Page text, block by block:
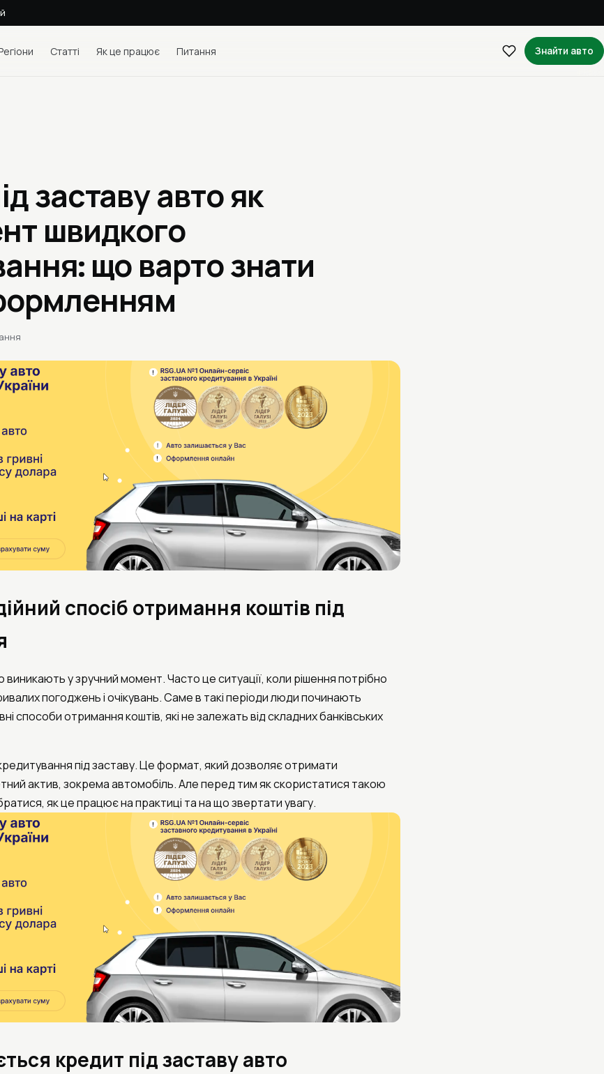
Статті Як це працює Питання Знайти авто
заставу авто як
швидкого
що варто знати
спосіб отримання коштів під
виникають у зручний момент. Часто це ситуації, коли рішення потрібно
погоджень і очікувань. Саме в такі періоди люди починають
способи отримання коштів, які не залежать від складних банківських
під заставу. Це формат, який дозволяє отримати
актив, зокрема автомобіль. Але перед тим як скористатися такою
як це працює на практиці та на що звертати увагу.
кредит під заставу авто